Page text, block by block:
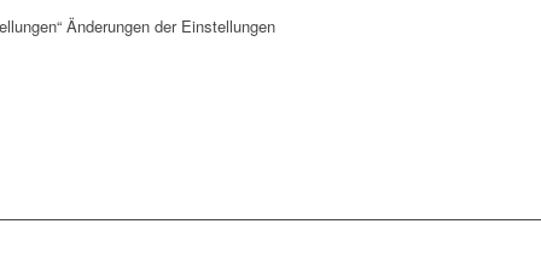
Änderungen der Einstellungen